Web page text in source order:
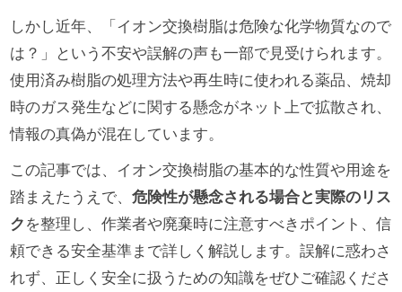
しかし近年、「イオン交換樹脂は危険な化学物質なので
は？」という不安や誤解の声も一部で見受けられます。
使用済み樹脂の処理方法や再生時に使われる薬品、焼却
時のガス発生などに関する懸念がネット上で拡散され、
情報の真偽が混在しています。
この記事では、イオン交換樹脂の基本的な性質や用途を
踏まえたうえで、危険性が懸念される場合と実際のリス
ク を整理し、作業者や廃棄時に注意すべきポイント、信
頼できる安全基準まで詳しく解説します。誤解に惑わさ
れず、正しく安全に扱うための知識をぜひご確認くださ